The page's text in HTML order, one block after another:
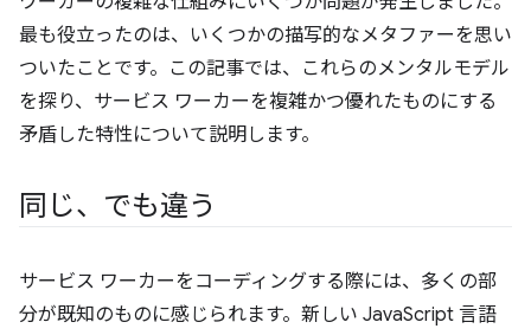
最も役立ったのは、いくつかの描写的なメタファーを思い
ついたことです。この記事では、これらのメンタルモデル
を探り、サービス ワーカーを複雑かつ優れたものにする
矛盾した特性について説明します。
同じ、でも違う
サービス ワーカーをコーディングする際には、多くの部
分が既知のものに感じられます。新しい JavaScript 言語